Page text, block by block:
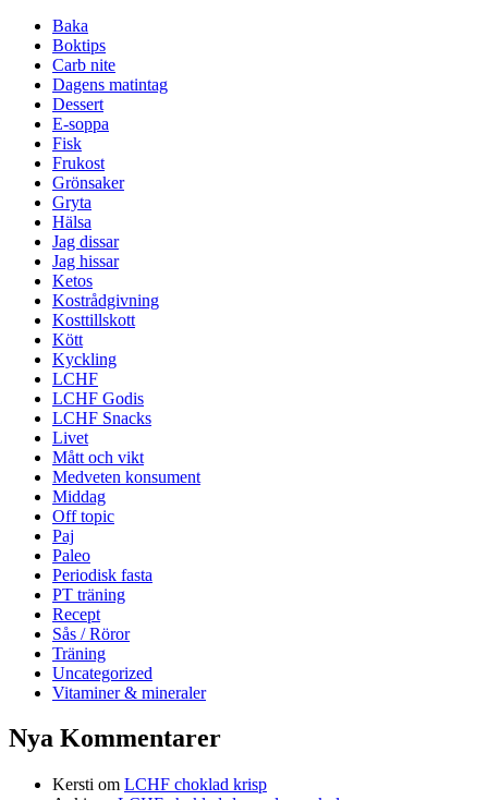
Baka
Boktips
Carb nite
Dagens matintag
Dessert
E-soppa
Fisk
Frukost
Grönsaker
Gryta
Hälsa
Jag dissar
Jag hissar
Ketos
Kostrådgivning
Kosttillskott
Kött
Kyckling
LCHF
LCHF Godis
LCHF Snacks
Livet
Mått och vikt
Medveten konsument
Middag
Off topic
Paj
Paleo
Periodisk fasta
PT träning
Recept
Sås / Röror
Träning
Uncategorized
Vitaminer & mineraler
Nya Kommentarer
Kersti om LCHF choklad krisp